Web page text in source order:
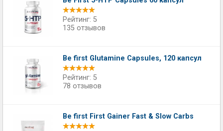
Рейтинг: 5
135 отзывов
Be first Glutamine Capsules, 120 капсул
Рейтинг: 5
78 отзывов
Be first First Gainer Fast & Slow Carbs